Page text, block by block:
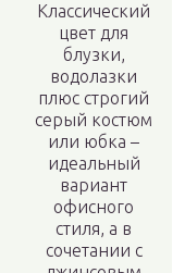
Классический
цвет для
блузки,
водолазки
плюс строгий
серый костюм
или юбка –
идеальный
вариант
офисного
стиля, а в
сочетании с